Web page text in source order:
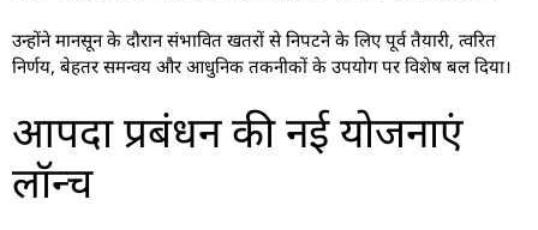
उन्होंने मानसून के दौरान संभावित खतरों से निपटने के लिए पूर्व तैयारी, त्वरित
निर्णय, बेहतर समन्वय और आधुनिक तकनीकों के उपयोग पर विशेष बल दिया।
आपदा प्रबंधन की नई योजनाएं
लॉन्च